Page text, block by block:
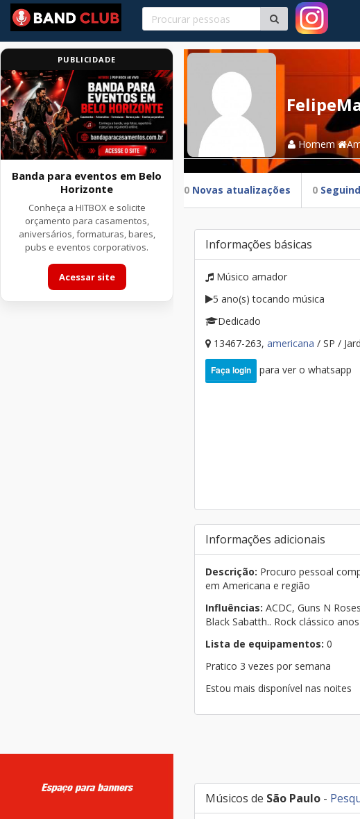
PUBLICIDADE
Banda para eventos em Belo
Horizonte
Conheça a HITBOX e solicite
orçamento para casamentos,
aniversários, formaturas, bares,
pubs e eventos corporativos.
Acessar site
Homem
0 Novas atualizações 0
Informações básicas
Músico amador
5 ano(s) tocando música
Dedicado
13467-263, americana / SP /
Faça login para ver o whatsapp
Informações adicionais
Descrição: Procuro pessoal
em Americana e região
Influências: ACDC, Guns N
Black Sabatth.. Rock clássico
Lista de equipamentos: 0
Pratico 3 vezes por semana
Estou mais disponível nas noites
Músicos de São Paulo -